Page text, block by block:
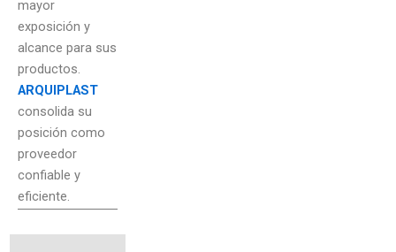
mayor
exposición y
alcance para sus
productos.
ARQUIPLAST
consolida su
posición como
proveedor
confiable y
eficiente.